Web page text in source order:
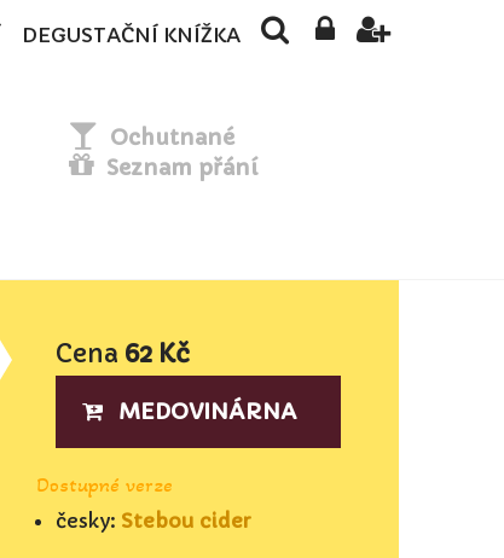
DEGUSTAČNÍ KNÍŽKA
Ochutnané
Seznam přání
Cena 62 Kč
MEDOVINÁRNA
Dostupné verze
česky: Stebou cider